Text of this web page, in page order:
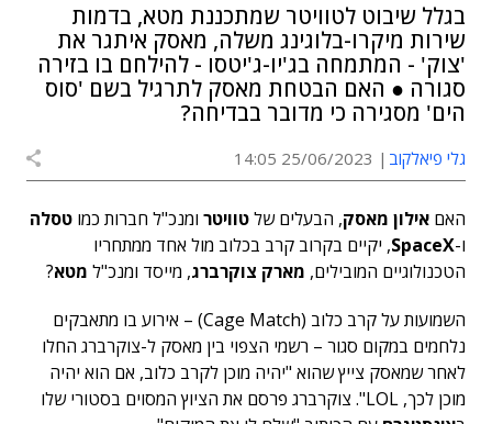
בגלל שיבוט לטוויטר שמתכננת מטא, בדמות
שירות מיקרו-בלוגינג משלה, מאסק איתגר את
'צוק' - המתמחה בג'יו-ג'יטסו - להילחם בו בזירה
סגורה ● האם הבטחת מאסק לתרגיל בשם 'סוס
הים' מסגירה כי מדובר בבדיחה?
גלי פיאלקוב 25/06/2023 14:05
האם אילון מאסק, הבעלים שלטוויטר ומנכ"ל חברות כמו טסלה
ו-SpaceX, יקיים בקרוב קרב בכלוב מול אחד ממתחריו
הטכנולוגיים המובילים, מארק צוקרברג, מייסד ומנכ"ל מטא?
השמועות על קרב כלוב (Cage Match) – אירוע בו מתאבקים
נלחמים במקום סגור – רשמי הצפוי בין מאסק ל-צוקרברג החלו
לאחר שמאסק צייץ שהוא "יהיה מוכן לקרב כלוב, אם הוא יהיה
מוכן לכך, LOL". צוקרברג פרסם את הציוץ המסוים בסטורי שלו